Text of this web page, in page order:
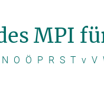
MPI
N O Ö P R S T v V